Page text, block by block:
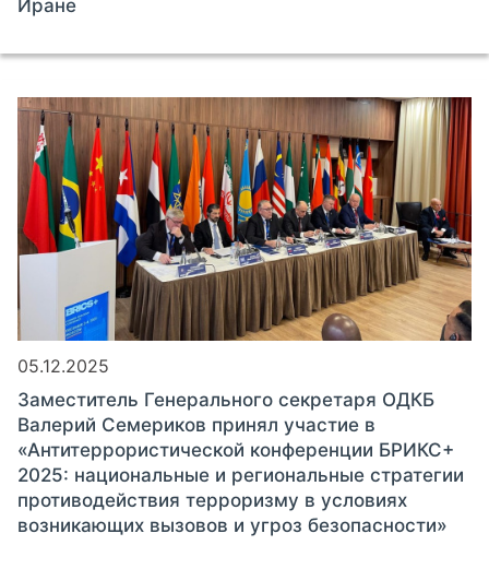
Иране
05.12.2025
Заместитель Генерального секретаря ОДКБ
Валерий Семериков принял участие в
«Антитеррористической конференции БРИКС+
2025: национальные и региональные стратегии
противодействия терроризму в условиях
возникающих вызовов и угроз безопасности»